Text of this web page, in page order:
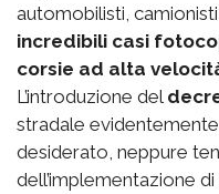
automobilisti, camionisti
incredibili casi
corsie ad alta
L’introduzione del
stradale
desiderato, neppure
dell’implementazione